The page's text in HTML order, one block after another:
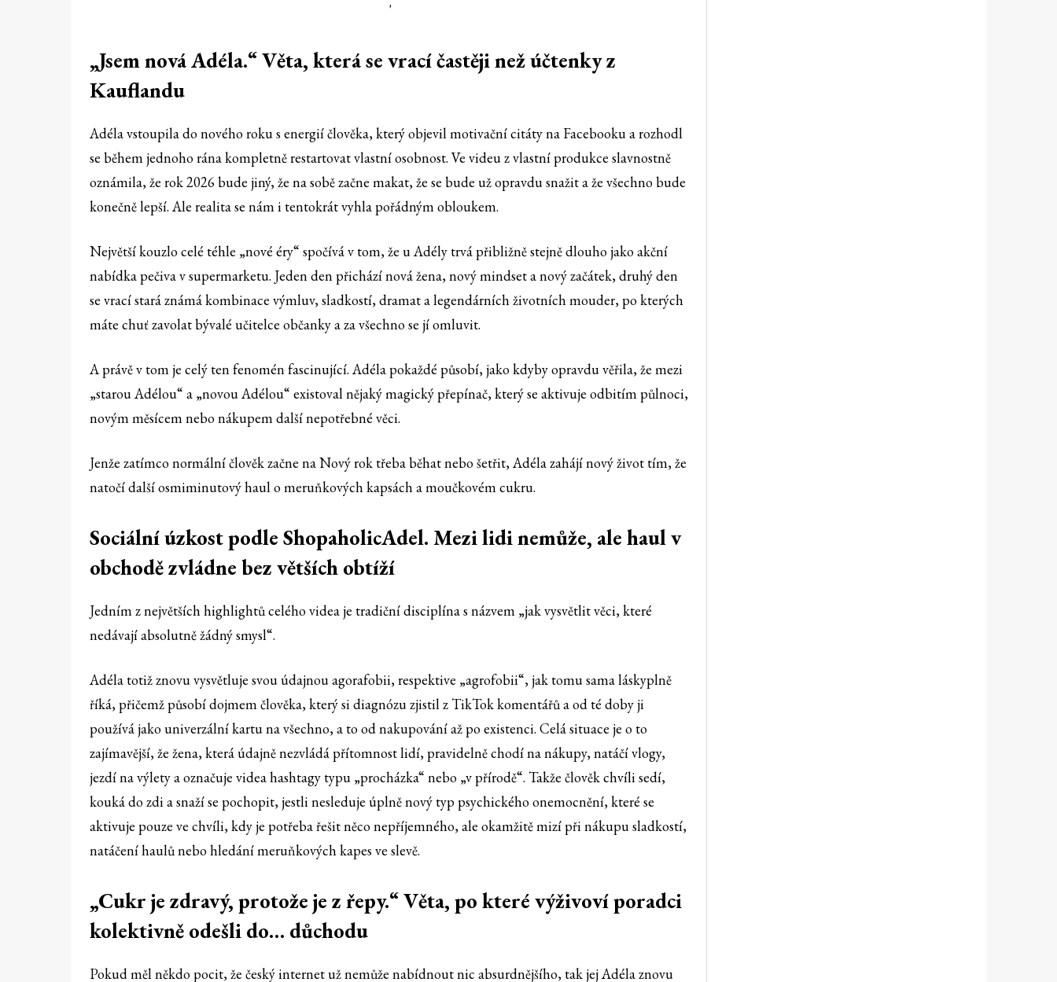
'
„Jsem nová Adéla.“ Věta, která se vrací častěji než účtenky z
Kauflandu
Adéla vstoupila do nového roku s energií člověka, který objevil motivační citáty na Facebooku a rozhodl
se během jednoho rána kompletně restartovat vlastní osobnost. Ve videu z vlastní produkce slavnostně
oznámila, že rok 2026 bude jiný, že na sobě začne makat, že se bude už opravdu snažit a že všechno bude
konečně lepší. Ale realita se nám i tentokrát vyhla pořádným obloukem.
Největší kouzlo celé téhle „nové éry“ spočívá v tom, že u Adély trvá přibližně stejně dlouho jako akční
nabídka pečiva v supermarketu. Jeden den přichází nová žena, nový mindset a nový začátek, druhý den
se vrací stará známá kombinace výmluv, sladkostí, dramat a legendárních životních mouder, po kterých
máte chuť zavolat bývalé učitelce občanky a za všechno se jí omluvit.
A právě v tom je celý ten fenomén fascinující. Adéla pokaždé působí, jako kdyby opravdu věřila, že mezi
„starou Adélou“ a „novou Adélou“ existoval nějaký magický přepínač, který se aktivuje odbitím půlnoci,
novým měsícem nebo nákupem další nepotřebné věci.
Jenže zatímco normální člověk začne na Nový rok třeba běhat nebo šetřit, Adéla zahájí nový život tím, že
natočí další osmiminutový haul o meruňkových kapsách a moučkovém cukru.
Sociální úzkost podle ShopaholicAdel. Mezi lidi nemůže, ale haul v
obchodě zvládne bez větších obtíží
Jedním z největších highlightů celého videa je tradiční disciplína s názvem „jak vysvětlit věci, které
nedávají absolutně žádný smysl“.
Adéla totiž znovu vysvětluje svou údajnou agorafobii, respektive „agrofobii“, jak tomu sama láskyplně
říká, přičemž působí dojmem člověka, který si diagnózu zjistil z TikTok komentářů a od té doby ji
používá jako univerzální kartu na všechno, a to od nakupování až po existenci. Celá situace je o to
zajímavější, že žena, která údajně nezvládá přítomnost lidí, pravidelně chodí na nákupy, natáčí vlogy,
jezdí na výlety a označuje videa hashtagy typu „procházka“ nebo „v přírodě“. Takže člověk chvíli sedí,
kouká do zdi a snaží se pochopit, jestli nesleduje úplně nový typ psychického onemocnění, které se
aktivuje pouze ve chvíli, kdy je potřeba řešit něco nepříjemného, ale okamžitě mizí při nákupu sladkostí,
natáčení haulů nebo hledání meruňkových kapes ve slevě.
„Cukr je zdravý, protože je z řepy.“ Věta, po které výživoví poradci
kolektivně odešli do… důchodu
Pokud měl někdo pocit, že český internet už nemůže nabídnout nic absurdnějšího, tak jej Adéla znovu